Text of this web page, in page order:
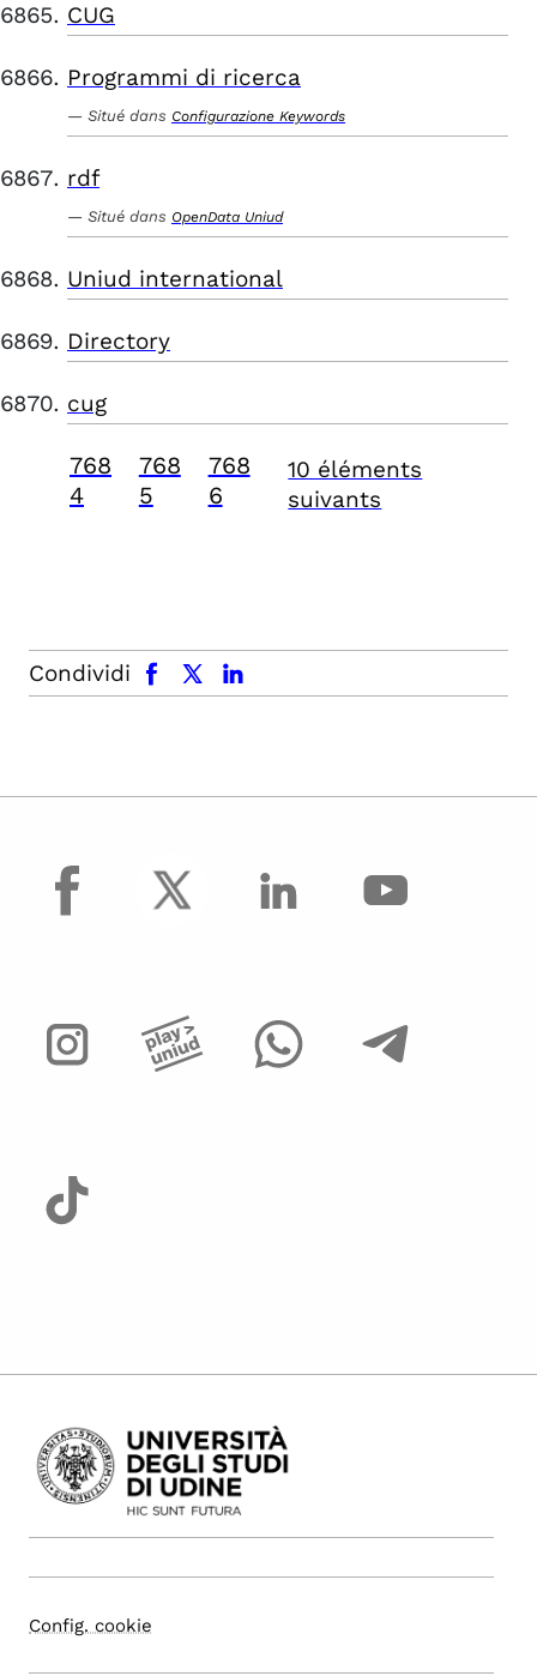
CUG
Programmi di ricerca
Situé dans Configurazione Keywords
rdf
Situé dans OpenData Uniud
Uniud international
Directory
cug
768
4
768
5
768
6
10 éléments
suivants
Condividi
facebook x.com linkedin
facebook
Config. cookie